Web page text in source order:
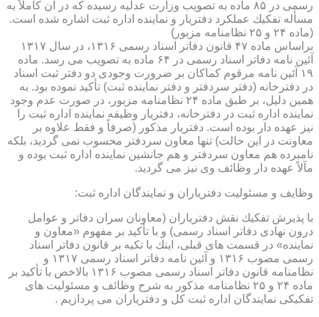
رسمی در ۸۵ ماده به تصویب وزارت عدلیه رسیده كه در آن كاملاً به
مسأله تفكیك عملكرد دفتریار و نماینده اداره ثبت اشاره شده است.
(ماده ۲۴ و ۲۵ نظامنامه مزبور)
براساس ماده ۴۷ قانون دفاتر اسناد رسمی ۱۳۱۶، در سال ۱۳۱۷
آئین نامه دفاتر اسناد رسمی در ۶۴ ماده به تصویب می رسد. ماده
۱۹ آئین نامه مرقوم كماكان بر ضرورت وجودی دو دفتر ثبت اسناد
در دفترخانه (دفتر سردفتر و دفتر نماینده ثبت) تأكید نموده بود. به
همین دلیل، بر طبق ماده ۲۴ نظامنامه مزبور، در صورت عدم وجود
نماینده اداره ثبت در دفترخانه، دفتریار وظیفه نماینده اداره ثبت را
نیز عهده دار بوده است. دفتریار مذكور (صرفاً و فقط علاوه بر
معاونت در این حالت) تنها معاون سردفتر محسوب نمی گردید، بلكه
نامبرده هم معاون سردفتر و هم جانشین نماینده اداره ثبت بوده و
مآلاً عهده دار وظائف وی نیز می گردید.
وظایف و مسئولیت دفتریاران و نمایندگان اداره ثبت:
با پذیرش تفكیك نقش دفتریاران (معاونان سران دفاتر و عوامل
درون نهادی دفاتر اسناد رسمی) و با تأكید بر مفهوم «معاون و
نماینده» در قسمت های قبلی، اینك با تكیه بر قانون دفاتر اسناد
رسمی مصوب ۱۳۱۶ و آئین نامه دفاتر اسناد رسمی ۱۳۱۷ و
نظامنامه قانون دفاتر اسناد رسمی مصوب ۱۳۱۶ بالاخص با تأكید بر
ماده ۲۴ و ۲۵ نظامنامه مذكور به شرح وظائف و مسئولیت های
تفكیكی نمایندگان اداره ثبت كل و دفتریاران می پردازیم .